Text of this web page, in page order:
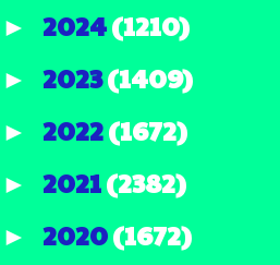
► 2024(1210)
► 2023(1409)
► 2022(1672)
► 2021(2382)
► 2020(1672)